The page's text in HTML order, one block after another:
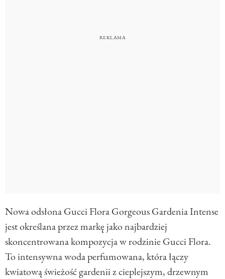
Nowa odsłona Gucci Flora Gorgeous Gardenia Intense
jest określana przez markę jako najbardziej
skoncentrowana kompozycja w rodzinie Gucci Flora.
To intensywna woda perfumowana, która łączy
kwiatową świeżość gardenii z cieplejszym, drzewnym